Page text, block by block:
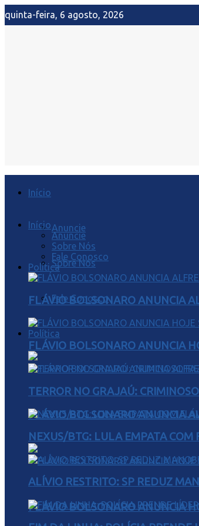
quinta-feira, 6 agosto, 2026
Início
Anuncie
Sobre Nós
Fale Conosco
Política
FLÁVIO BOLSONARO ANUNCIA
FLÁVIO BOLSONARO ANUNCIA
Início
Anuncie
Sobre Nós
Fale Conosco
Política
FLÁVIO BOLSONARO ANUNCIA
FLÁVIO BOLSONARO ANUNCIA
TERROR NO GRAJAÚ:
NEXUS/BTG: LULA EMPATA
ALÍVIO RESTRITO: SP REDUZ